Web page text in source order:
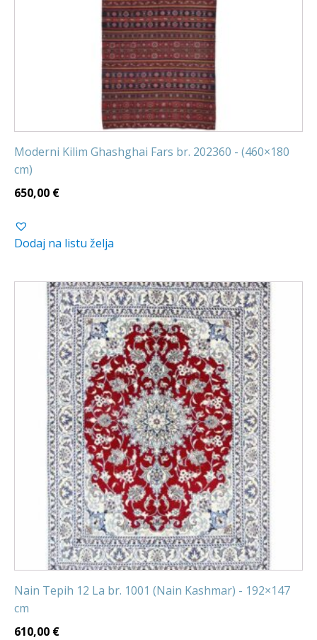
Moderni Kilim Ghashghai Fars br. 202360 - (460×180
cm)
650,00 €
Dodaj na listu želja
Nain Tepih 12 La br. 1001 (Nain Kashmar) - 192×147
cm
610,00 €